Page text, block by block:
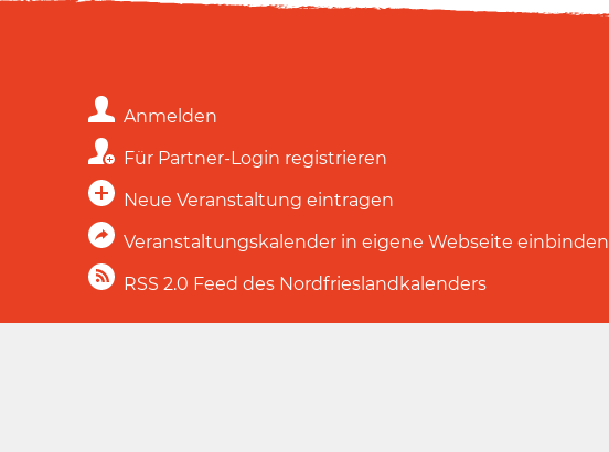
Anmelden
Für Partner-Login registrieren
Neue Veranstaltung eintragen
Veranstaltungskalender in eigene Webseite einbinden
RSS 2.0 Feed des Nordfrieslandkalenders